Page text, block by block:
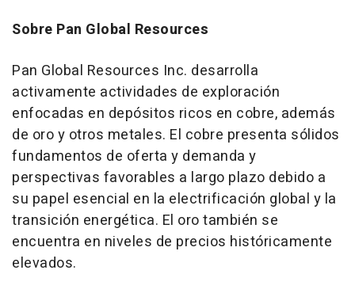
Sobre Pan Global Resources
Pan Global Resources Inc. desarrolla
activamente actividades de exploración
enfocadas en depósitos ricos en cobre, además
de oro y otros metales. El cobre presenta sólidos
fundamentos de oferta y demanda y
perspectivas favorables a largo plazo debido a
su papel esencial en la electrificación global y la
transición energética. El oro también se
encuentra en niveles de precios históricamente
elevados.